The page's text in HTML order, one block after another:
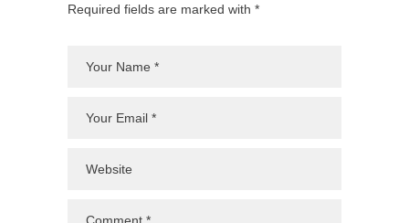
Required fields are marked with *